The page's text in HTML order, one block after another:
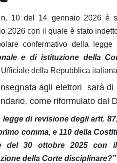
10 del 14 gennaio 2026 è
2026 con il quale è stato
confermativo della
e di istituzione della
della Repubblica
agli elettori sarà di
come riformulato dal
di revisione degli artt.
comma, e 110 della
del 30 ottobre 2025 con
della Corte disciplinare?”